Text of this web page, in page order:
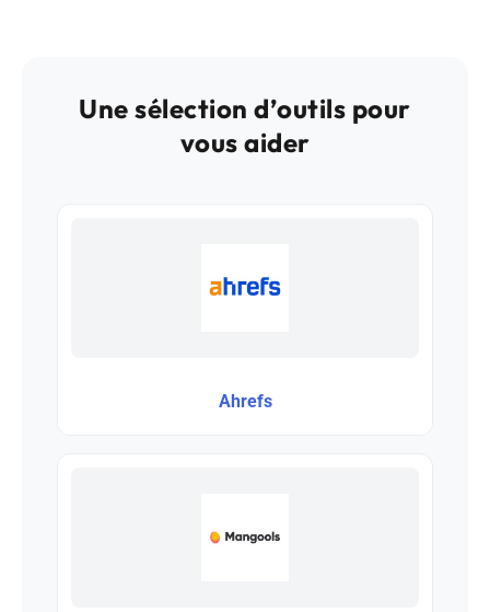
Une sélection d’outils pour
vous aider
Ahrefs